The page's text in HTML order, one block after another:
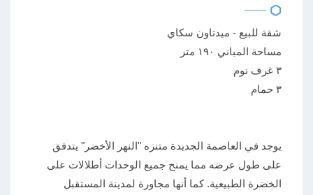
شقة للبيع - ميدتاون سكاي
مساحة المباني ١٩٠ متر
٣ غرف نوم
٣ حمام
يوجد في العاصمة الجديدة متنزه "النهر الأخضر" يتدفق
على طول عرضه مما يمنح جميع الوحدات أطلالات على
الخضرة الطبيعية. كما أنها مجاورة لمدينة المستقبل